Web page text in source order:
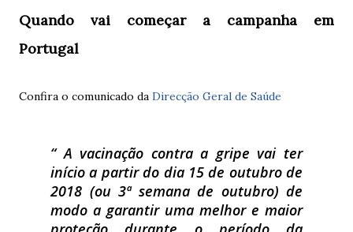
Quando vai começar a campanha em
Portugal
Confira o comunicado da Direcção Geral de Saúde
A vacinação contra a gripe vai ter
início a partir do dia 15 de outubro de
2018 (ou 3ª semana de outubro) de
modo a garantir uma melhor e maior